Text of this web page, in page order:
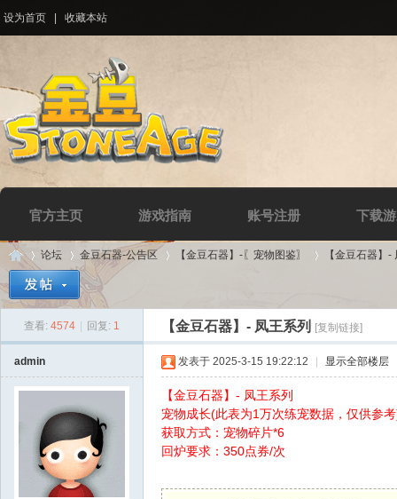
设为首页 收藏本站
官方主页 游戏指南 账号注册 下载
»
论坛
›
金豆石器-公告区 【金豆石器】-〖宠物图鉴〗
›
【金豆石器】-
查看: 4574 回复: 1 【金豆石器】- 凤王系列 [复制链接]
admin 发表于 2025-3-15 19:22:12 显示全部楼层
【金豆石器】- 凤王系列
宠物成长(此表为1万次练宠数据，仅供参
获取方式：宠物碎片*6
回炉要求：350点券/次